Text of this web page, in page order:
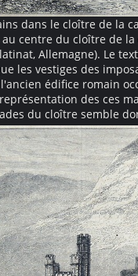
dans le cloître de la
au centre du cloître de
Allemagne). Le
les vestiges des
édifice romain
des ces
du cloître semble